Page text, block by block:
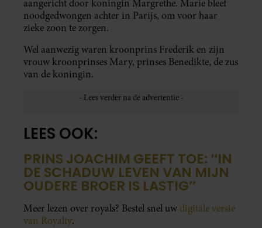
aangericht door koningin Margrethe. Marie bleef
noodgedwongen achter in Parijs, om voor haar
zieke zoon te zorgen.
Wel aanwezig waren kroonprins Frederik en zijn
vrouw kroonprinses Mary, prinses Benedikte, de zus
van de koningin.
LEES OOK:
PRINS JOACHIM GEEFT TOE: ‘‘IN
DE SCHADUW LEVEN VAN MIJN
OUDERE BROER IS LASTIG’’
Meer lezen over royals? Bestel snel uw digitale versie
van Royalty.